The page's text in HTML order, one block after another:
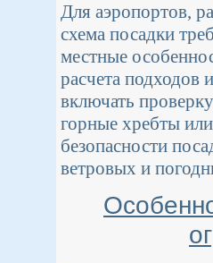
Для аэропортов,
схема посадки
местные
расчета подходов
включать
горные хребты
безопасности
ветровых и